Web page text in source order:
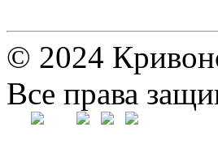
© 2024
Все права